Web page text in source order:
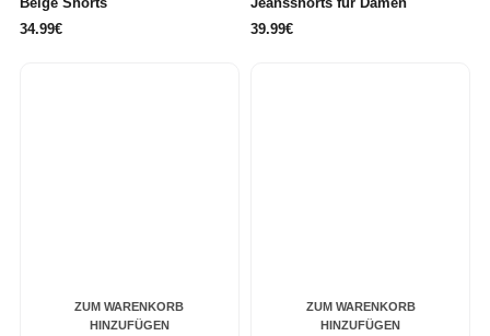
34.99€
39.99€
ZUM WARENKORB
HINZUFÜGEN
ZUM WARENKORB
HINZUFÜGEN